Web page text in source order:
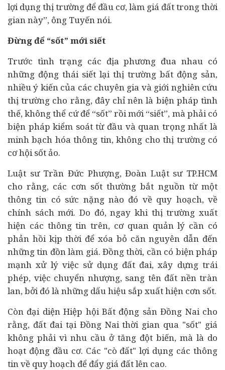
lợi dụng thị trường để đầu cơ, làm giá đất trong thời
gian này”, ông Tuyến nói.
Đừng để “sốt” mới siết
Trước tình trạng các địa phương đua nhau có
những động thái siết lại thị trường bất động sản,
nhiều ý kiến của các chuyên gia và giới nghiên cứu
thị trường cho rằng, đây chỉ nên là biện pháp tình
thế, không thể cứ để “sốt” rồi mới “siết”, mà phải có
biện pháp kiểm soát từ đầu và quan trọng nhất là
minh bạch hóa thông tin, không cho thị trường có
cơ hội sốt ảo.
Luật sư Trần Đức Phượng, Đoàn Luật sư TP.HCM
cho rằng, các cơn sốt thường bắt nguồn từ một
thông tin có sức nặng nào đó về quy hoạch, về
chính sách mới. Do đó, ngay khi thị trường xuất
hiện các thông tin trên, cơ quan quản lý cần có
phản hồi kịp thời để xóa bỏ căn nguyên dẫn đến
những tin đồn làm giá. Đồng thời, cần có biện pháp
mạnh xử lý việc sử dụng đất đai, xây dựng trái
phép, việc chuyển nhượng, sang tên đất nền tràn
lan, bởi đó là những dấu hiệu sắp xuất hiện cơn sốt.
Còn đại diện Hiệp hội Bất động sản Đồng Nai cho
rằng, đất đai tại Đồng Nai thời gian qua "sốt" giá
không phải vì nhu cầu ở tăng đột biến, mà là do
hoạt động đầu cơ. Các "cò đất" lợi dụng các thông
tin về quy hoạch để đẩy giá đất lên cao.